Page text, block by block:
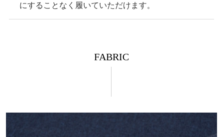
にすることなく履いていただけます。
FABRIC